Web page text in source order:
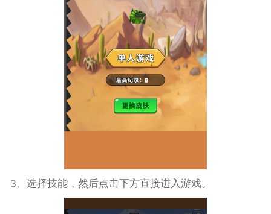
3、选择技能，然后点击下方直接进入游戏。